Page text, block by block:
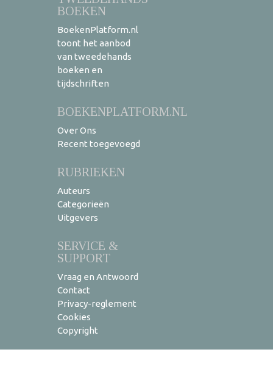
BOEKEN
BoekenPlatform.nl
toont het aanbod
van tweedehands
boeken en
tijdschriften
BOEKENPLATFORM.NL
Over Ons
Recent toegevoegd
RUBRIEKEN
Auteurs
Categorieën
Uitgevers
SERVICE &
SUPPORT
Vraag en Antwoord
Contact
Privacy-reglement
Cookies
Copyright